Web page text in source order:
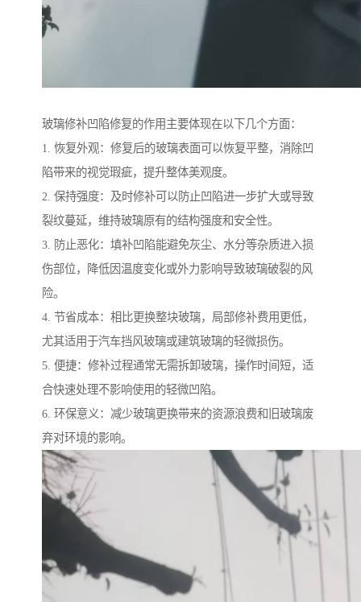
玻璃修补凹陷修复的作用主要体现在以下几个方面：
1. 恢复外观：修复后的玻璃表面可以恢复平整，消除凹
陷带来的视觉瑕疵，提升整体美观度。
2. 保持强度：及时修补可以防止凹陷进一步扩大或导致
裂纹蔓延，维持玻璃原有的结构强度和安全性。
3. 防止恶化：填补凹陷能避免灰尘、水分等杂质进入损
伤部位，降低因温度变化或外力影响导致玻璃破裂的风
险。
4. 节省成本：相比更换整块玻璃，局部修补费用更低，
尤其适用于汽车挡风玻璃或建筑玻璃的轻微损伤。
5. 便捷：修补过程通常无需拆卸玻璃，操作时间短，适
合快速处理不影响使用的轻微凹陷。
6. 环保意义：减少玻璃更换带来的资源浪费和旧玻璃废
弃对环境的影响。